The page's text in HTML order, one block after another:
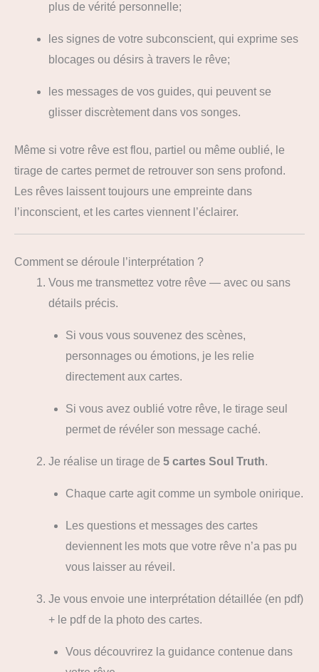
plus de vérité personnelle;
les signes de votre subconscient, qui exprime ses
blocages ou désirs à travers le rêve;
les messages de vos guides, qui peuvent se
glisser discrètement dans vos songes.
Même si votre rêve est flou, partiel ou même oublié, le
tirage de cartes permet de retrouver son sens profond.
Les rêves laissent toujours une empreinte dans
l’inconscient, et les cartes viennent l’éclairer.
Comment se déroule l’interprétation ?
Vous me transmettez votre rêve — avec ou sans
détails précis.
Si vous vous souvenez des scènes,
personnages ou émotions, je les relie
directement aux cartes.
Si vous avez oublié votre rêve, le tirage seul
permet de révéler son message caché.
Je réalise un tirage de 5 cartes Soul Truth.
Chaque carte agit comme un symbole onirique.
Les questions et messages des cartes
deviennent les mots que votre rêve n’a pas pu
vous laisser au réveil.
Je vous envoie une interprétation détaillée (en pdf)
+ le pdf de la photo des cartes.
Vous découvrirez la guidance contenue dans